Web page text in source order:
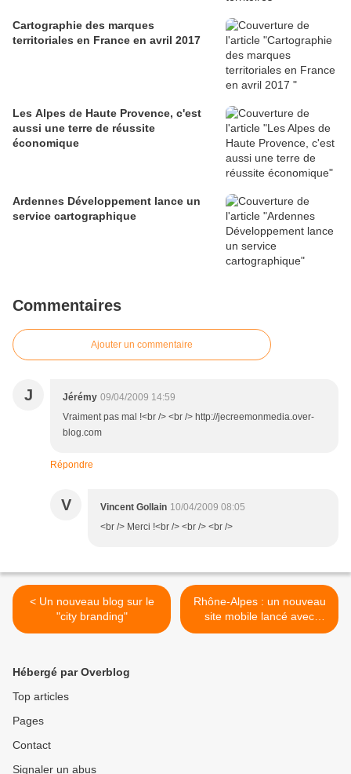
Cartographie des marques
territoriales en France en avril 2017
Les Alpes de Haute Provence, c'est
aussi une terre de réussite
économique
Ardennes Développement lance un
service cartographique
Commentaires
Ajouter un commentaire
J Jérémy 09/04/2009 14:59
Vraiment pas mal !<br /> <br /> http://jecreemonmedia.over-
blog.com
Répondre
V Vincent Gollain 10/04/2009 08:05
<br /> Merci !<br /> <br /> <br />
< Un nouveau blog sur le
"city branding"
Rhône-Alpes : un nouveau
site mobile lancé avec
originalité >
Hébergé par Overblog
Top articles
Pages
Contact
Signaler un abus